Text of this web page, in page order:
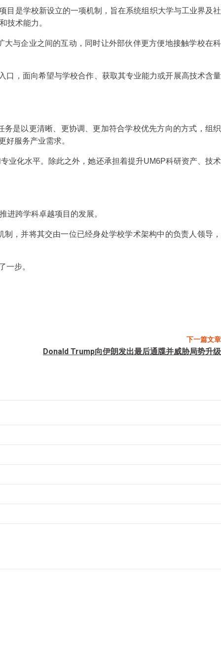
目是学校新设立的一项机制，旨在系统组织大学与工业界及社
技术能力。
与企业之间的互动，同时让外部伙伴更方便地接触学校在科
口，面向希望与学校合作、获取其专业能力或开展高技术含量
是以更清晰、更协调、更加符合学校优先方向的方式，组织
服务产业需求。
业化水平。除此之外，她还承担着提升UM6P科研资产、技术
进跨学科卓越项目的发展。
，并将其交由一位已经身处学校学术架构中的负责人领导，
一步。
下一篇文章
Donald Trump向伊朗发出最后通牒并威胁局势升级